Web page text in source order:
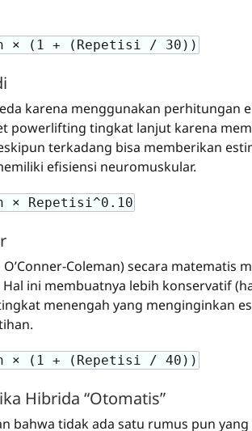
× (1 + (Repetisi / 30))
karena menggunakan perhitungan
powerlifting tingkat lanjut karena
terkadang bisa memberikan
efisiensi neuromuskular.
× Repetisi^0.10
O’Conner-Coleman) secara
ini membuatnya lebih konservatif
menengah yang menginginkan
× (1 + (Repetisi / 40))
Hibrida “Otomatis”
bahwa tidak ada satu rumus pun